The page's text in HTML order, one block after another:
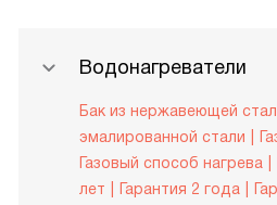
Водонагреватели
Бак из нержавеющей
эмалированной стали
Газовый способ нагрева
лет
Гарантия 2 года